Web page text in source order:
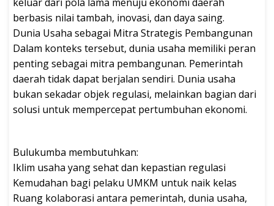
berbasis nilai tambah, inovasi, dan daya saing.
Dunia Usaha sebagai Mitra Strategis Pembangunan
Dalam konteks tersebut, dunia usaha memiliki peran
penting sebagai mitra pembangunan. Pemerintah
daerah tidak dapat berjalan sendiri. Dunia usaha
bukan sekadar objek regulasi, melainkan bagian dari
solusi untuk mempercepat pertumbuhan ekonomi.
Bulukumba membutuhkan:
Iklim usaha yang sehat dan kepastian regulasi
Kemudahan bagi pelaku UMKM untuk naik kelas
Ruang kolaborasi antara pemerintah, dunia usaha,